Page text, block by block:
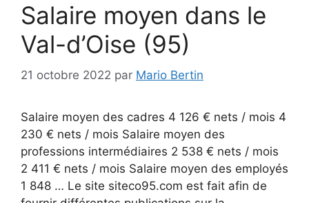
Salaire moyen dans le
Val-d’Oise (95)
21 octobre 2022 par Mario Bertin
Salaire moyen des cadres 4 126 € nets / mois 4
230 € nets / mois Salaire moyen des
professions intermédiaires 2 538 € nets / mois
2 411 € nets / mois Salaire moyen des employés
1 848 … Le site siteco95.com est fait afin de